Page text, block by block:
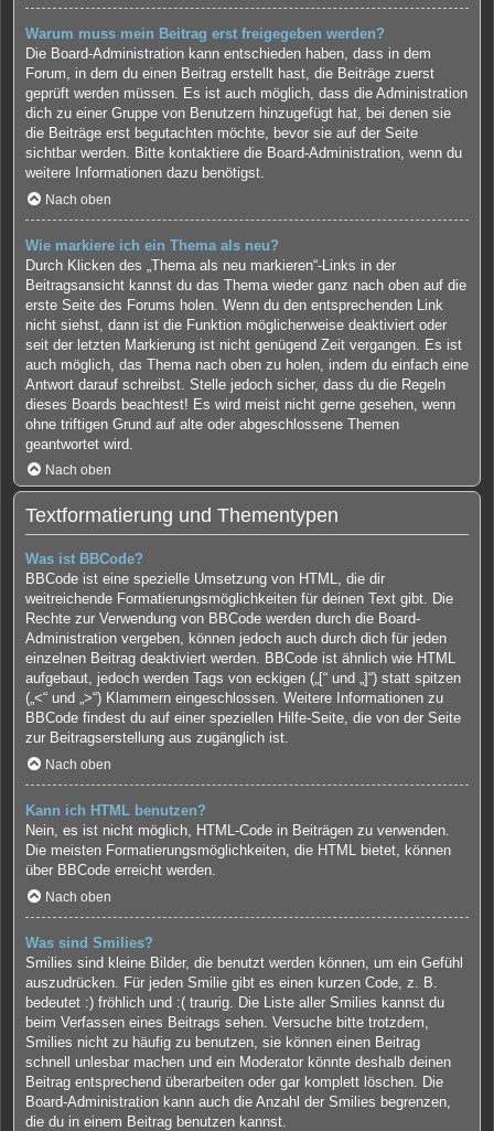
Warum muss mein Beitrag erst freigegeben werden?
Die Board-Administration kann entschieden haben, dass in dem
Forum, in dem du einen Beitrag erstellt hast, die Beiträge zuerst
geprüft werden müssen. Es ist auch möglich, dass die Administration
dich zu einer Gruppe von Benutzern hinzugefügt hat, bei denen sie
die Beiträge erst begutachten möchte, bevor sie auf der Seite
sichtbar werden. Bitte kontaktiere die Board-Administration, wenn du
weitere Informationen dazu benötigst.
Nach oben
Wie markiere ich ein Thema als neu?
Durch Klicken des „Thema als neu markieren“-Links in der
Beitragsansicht kannst du das Thema wieder ganz nach oben auf die
erste Seite des Forums holen. Wenn du den entsprechenden Link
nicht siehst, dann ist die Funktion möglicherweise deaktiviert oder
seit der letzten Markierung ist nicht genügend Zeit vergangen. Es ist
auch möglich, das Thema nach oben zu holen, indem du einfach eine
Antwort darauf schreibst. Stelle jedoch sicher, dass du die Regeln
dieses Boards beachtest! Es wird meist nicht gerne gesehen, wenn
ohne triftigen Grund auf alte oder abgeschlossene Themen
geantwortet wird.
Nach oben
Textformatierung und Thementypen
Was ist BBCode?
BBCode ist eine spezielle Umsetzung von HTML, die dir
weitreichende Formatierungsmöglichkeiten für deinen Text gibt. Die
Rechte zur Verwendung von BBCode werden durch die Board-
Administration vergeben, können jedoch auch durch dich für jeden
einzelnen Beitrag deaktiviert werden. BBCode ist ähnlich wie HTML
aufgebaut, jedoch werden Tags von eckigen („[“ und „]“) statt spitzen
(„<“ und „>“) Klammern eingeschlossen. Weitere Informationen zu
BBCode findest du auf einer speziellen Hilfe-Seite, die von der Seite
zur Beitragserstellung aus zugänglich ist.
Nach oben
Kann ich HTML benutzen?
Nein, es ist nicht möglich, HTML-Code in Beiträgen zu verwenden.
Die meisten Formatierungsmöglichkeiten, die HTML bietet, können
über BBCode erreicht werden.
Nach oben
Was sind Smilies?
Smilies sind kleine Bilder, die benutzt werden können, um ein Gefühl
auszudrücken. Für jeden Smilie gibt es einen kurzen Code, z. B.
bedeutet :) fröhlich und :( traurig. Die Liste aller Smilies kannst du
beim Verfassen eines Beitrags sehen. Versuche bitte trotzdem,
Smilies nicht zu häufig zu benutzen, sie können einen Beitrag
schnell unlesbar machen und ein Moderator könnte deshalb deinen
Beitrag entsprechend überarbeiten oder gar komplett löschen. Die
Board-Administration kann auch die Anzahl der Smilies begrenzen,
die du in einem Beitrag benutzen kannst.